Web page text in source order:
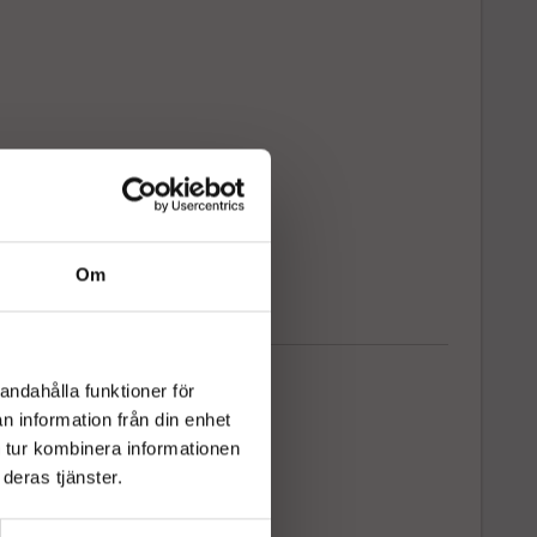
Om
funktioner för
information från din enhet
kombinera informationen
tjänster.
gör det lätt och säkert att tömma material,
arbetet mer ergonomiskt.
och pålitligt stålchassi:Zallys ramkonstruktioner är
skydd och utseende:
användningsområden:
för transport av material
och småskalig byggnation